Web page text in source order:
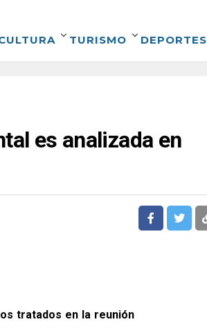
TURISMO DEPORTES
es analizada en
tratados en la reunión